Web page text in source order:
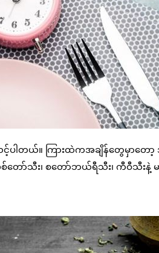
းသင့်ပါတယ်။ ကြားထဲကအချိန်တွေမှာ
ော်သီး၊ စတော်ဘယ်ရီသီး၊ ကီဝီသီးနဲ့